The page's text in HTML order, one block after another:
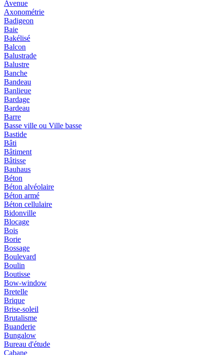
Avenue
Axonométrie
Badigeon
Baie
Bakélisé
Balcon
Balustrade
Balustre
Banche
Bandeau
Banlieue
Bardage
Bardeau
Barre
Basse ville ou Ville basse
Bastide
Bâti
Bâtiment
Bâtisse
Bauhaus
Béton
Béton alvéolaire
Béton armé
Béton cellulaire
Bidonville
Blocage
Bois
Borie
Bossage
Boulevard
Boulin
Boutisse
Bow-window
Bretelle
Brique
Brise-soleil
Brutalisme
Buanderie
Bungalow
Bureau d'étude
Cabane